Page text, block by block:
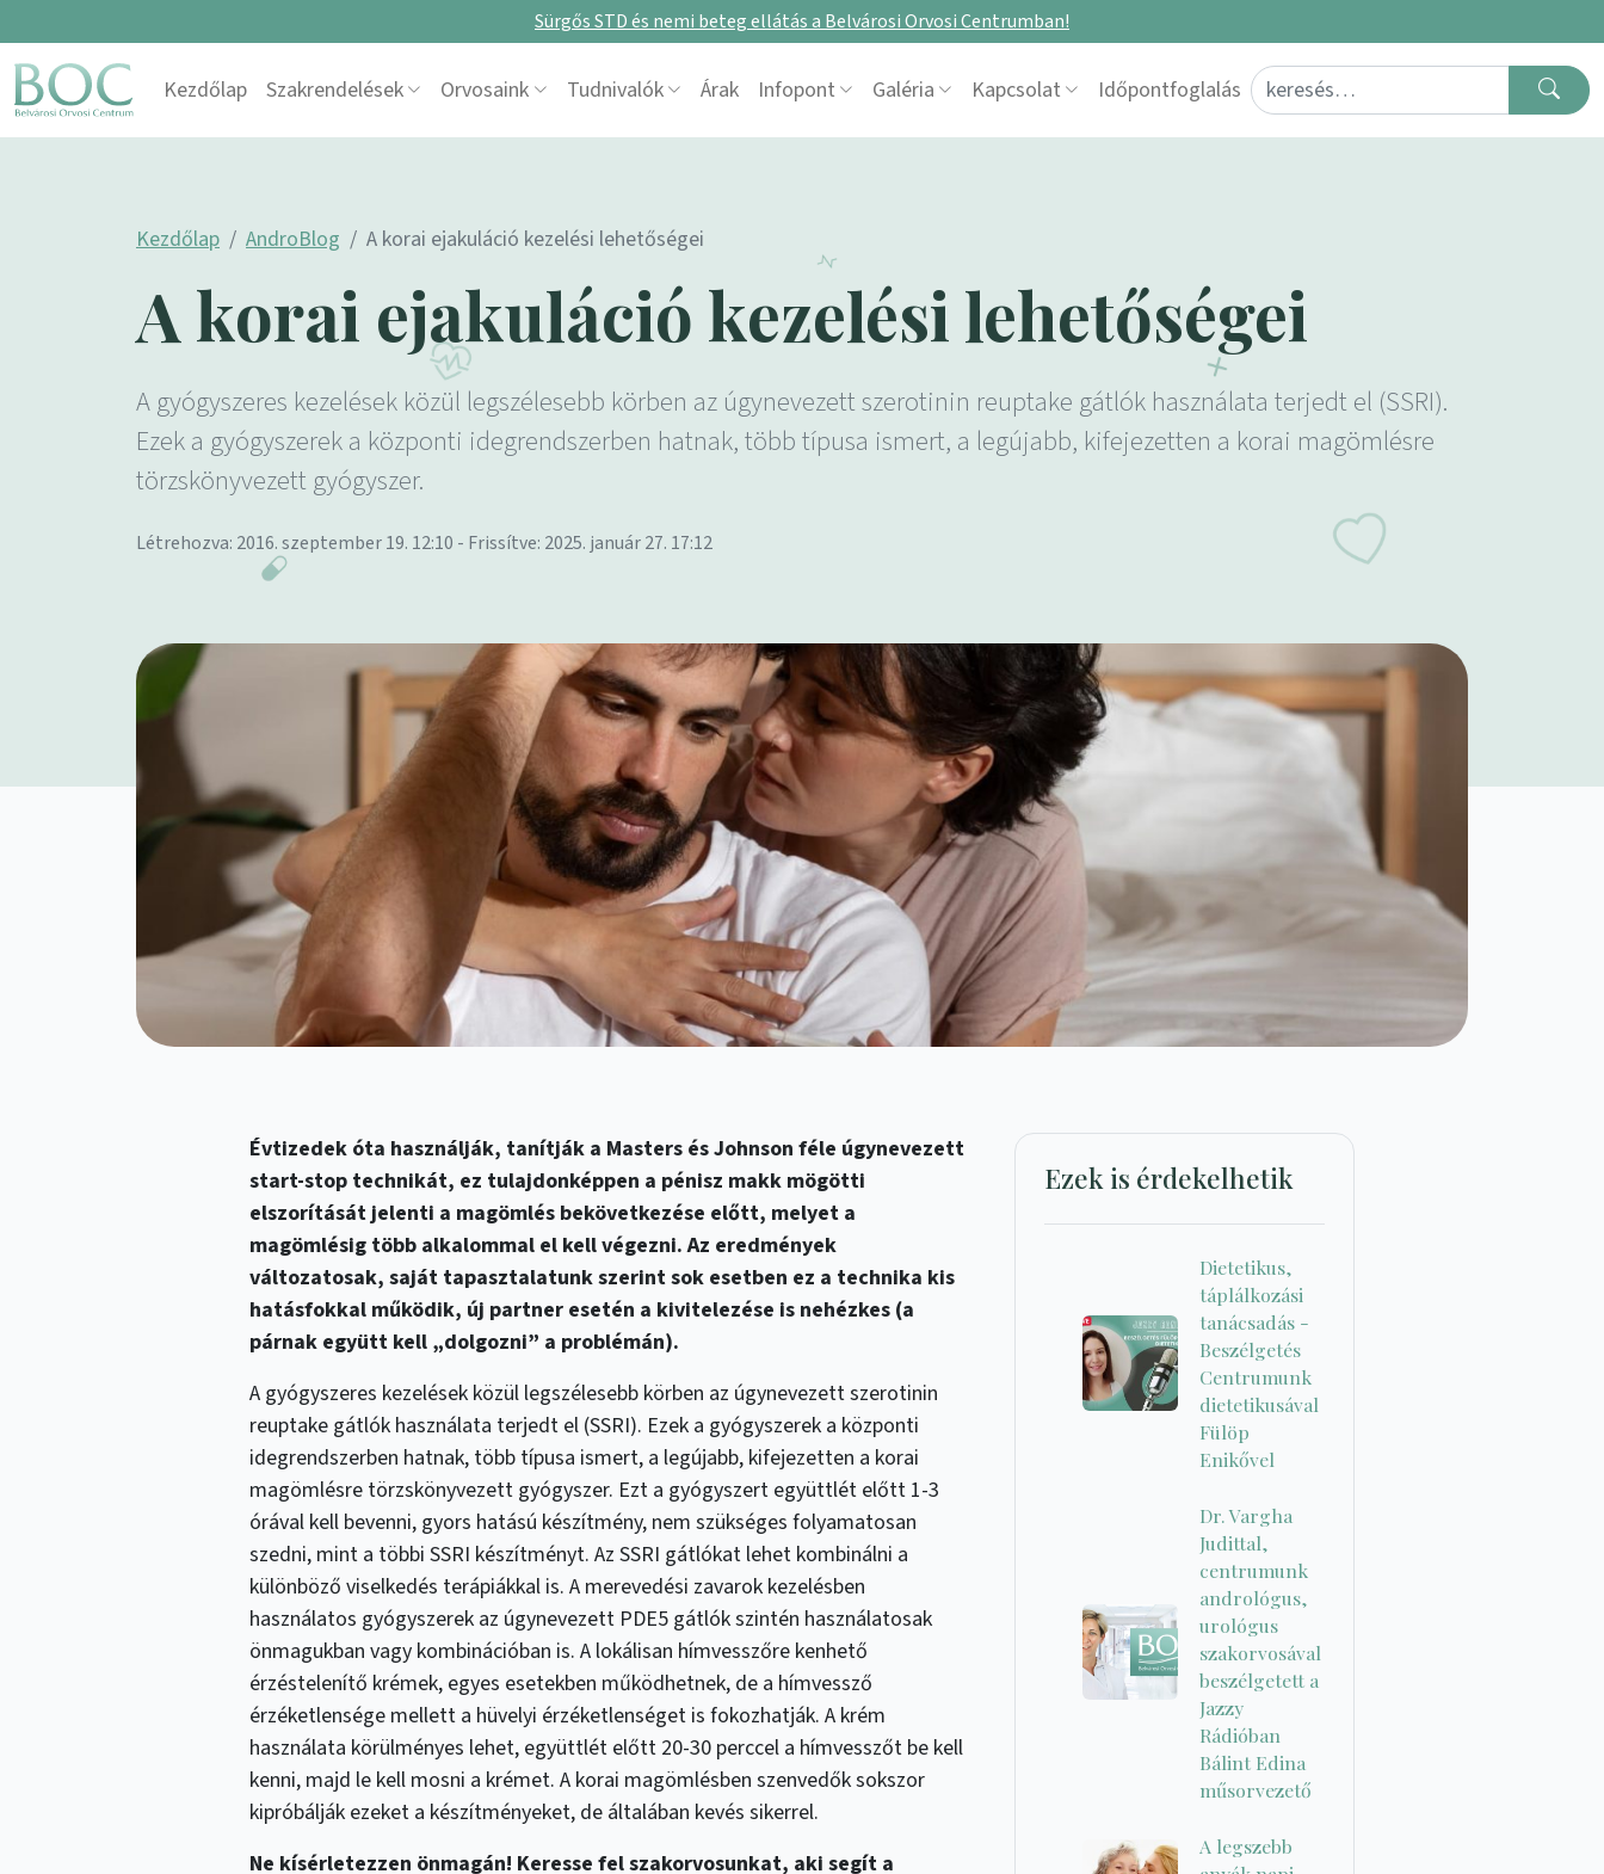
Sürgős STD és nemi beteg ellátás a Belvárosi Orvosi Centrumban!
Skip to content
Main Navigation
Kezdőlap Szakrendelések Orvosaink Tudnivalók Árak Infopont Galéria Kapcsolat Időpontfoglalás Search for:
Kezdőlap AndroBlog A korai ejakuláció kezelési lehetőségei
A korai ejakuláció kezelési lehetőségei
A gyógyszeres kezelések közül legszélesebb körben az úgynevezett szerotinin reuptake gátlók használata terjedt el (SSRI).
Ezek a gyógyszerek a központi idegrendszerben hatnak, több típusa ismert, a legújabb, kifejezetten a korai magömlésre
törzskönyvezett gyógyszer.
Létrehozva: 2016. szeptember 19. 12:10 - Frissítve: 2025. január 27. 17:12
Évtizedek óta használják, tanítják a Masters és Johnson féle úgynevezett
start-stop technikát, ez tulajdonképpen a pénisz makk mögötti
elszorítását jelenti a magömlés bekövetkezése előtt, melyet a
magömlésig több alkalommal el kell végezni. Az eredmények
változatosak, saját tapasztalatunk szerint sok esetben ez a technika kis
hatásfokkal működik, új partner esetén a kivitelezése is nehézkes (a
párnak együtt kell „dolgozni” a problémán).
A gyógyszeres kezelések közül legszélesebb körben az úgynevezett szerotinin
reuptake gátlók használata terjedt el (SSRI). Ezek a gyógyszerek a központi
idegrendszerben hatnak, több típusa ismert, a legújabb, kifejezetten a korai
magömlésre törzskönyvezett gyógyszer. Ezt a gyógyszert együttlét előtt 1-3
órával kell bevenni, gyors hatású készítmény, nem szükséges folyamatosan
szedni, mint a többi SSRI készítményt. Az SSRI gátlókat lehet kombinálni a
különböző viselkedés terápiákkal is. A merevedési zavarok kezelésben
használatos gyógyszerek az úgynevezett PDE5 gátlók szintén használatosak
önmagukban vagy kombinációban is. A lokálisan hímvesszőre kenhető
érzéstelenítő krémek, egyes esetekben működhetnek, de a hímvessző
érzéketlensége mellett a hüvelyi érzéketlenséget is fokozhatják. A krém
használata körülményes lehet, együttlét előtt 20-30 perccel a hímvesszőt be kell
kenni, majd le kell mosni a krémet. A korai magömlésben szenvedők sokszor
kipróbálják ezeket a készítményeket, de általában kevés sikerrel.
Ne kísérletezzen önmagán! Keresse fel szakorvosunkat, aki segít a
Ezek is érdekelhetik
Dietetikus,
táplálkozási
tanácsadás -
Beszélgetés
Centrumunk
dietetikusával
Fülöp
Enikővel
Dr. Vargha
Judittal,
centrumunk
andrológus,
urológus
szakorvosával
beszélgetett a
Jazzy
Rádióban
Bálint Edina
műsorvezető
A legszebb